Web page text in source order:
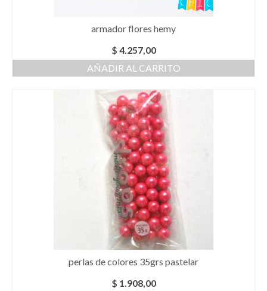
armador flores hemy
$ 4.257,00
AÑADIR AL CARRITO
perlas de colores 35grs pastelar
$ 1.908,00